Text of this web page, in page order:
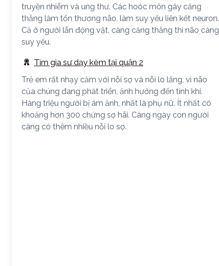
truyền nhiễm và ung thư. Các hoóc môn gây căng
thẳng làm tổn thương não, làm suy yếu liên kết neuron.
Cả ở người lẫn động vật, càng căng thẳng thì não càng
suy yếu.
Tìm gia sư dạy kèm tại quận 2
Trẻ em rất nhạy cảm với nỗi sợ và nỗi lo lắng, vì não
của chúng đang phát triển, ảnh hưởng đến tính khí.
Hàng triệu người bị ám ảnh, nhất là phụ nữ. Ít nhất có
khoảng hơn 300 chứng sợ hãi. Càng ngày con người
càng có thêm nhiều nỗi lo sợ.